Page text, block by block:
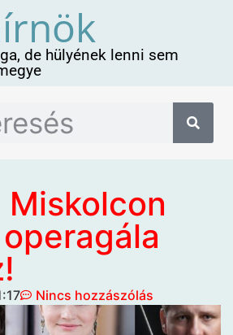
de hülyének lenni sem
Miskolcon
Nincs hozzászólás